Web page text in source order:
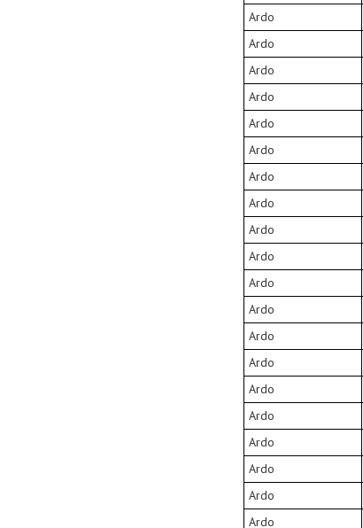
Ardo
Ardo
Ardo
Ardo
Ardo
Ardo
Ardo
Ardo
Ardo
Ardo
Ardo
Ardo
Ardo
Ardo
Ardo
Ardo
Ardo
Ardo
Ardo
Ardo